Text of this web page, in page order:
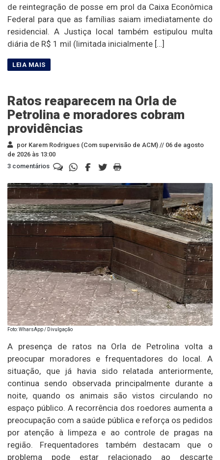
de reintegração de posse em prol da Caixa Econômica
Federal para que as famílias saiam imediatamente do
residencial. A Justiça local também estipulou multa
diária de R$ 1 mil (limitada inicialmente […]
Ratos reaparecem na Orla de
Petrolina e moradores cobram
providências
por Karem Rodrigues (Com supervisão de ACM) // 06 de agosto
de 2026 às 13:00
3 comentários
Foto: WharsApp / Divulgação
A presença de ratos na Orla de Petrolina volta a
preocupar moradores e frequentadores do local. A
situação, que já havia sido relatada anteriormente,
continua sendo observada principalmente durante a
noite, quando os animais são vistos circulando no
espaço público. A recorrência dos roedores aumenta a
preocupação com a saúde pública e reforça os pedidos
por atenção à limpeza e ao controle de pragas na
região. Frequentadores também destacam que o
problema pode estar relacionado ao descarte